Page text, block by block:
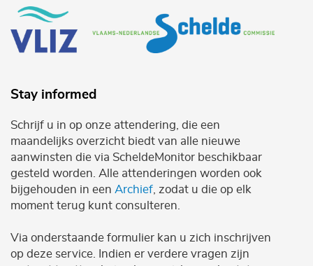
Stay informed
Schrijf u in op onze attendering, die een
maandelijks overzicht biedt van alle nieuwe
aanwinsten die via ScheldeMonitor beschikbaar
gesteld worden. Alle attenderingen worden ook
bijgehouden in een Archief , zodat u die op elk
moment terug kunt consulteren.
Via onderstaande formulier kan u zich inschrijven
op deze service. Indien er verdere vragen zijn